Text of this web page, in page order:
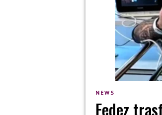
NEWS
Fedez